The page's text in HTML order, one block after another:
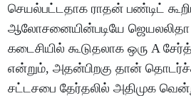
செயல்பட்டதாக ராதன் பண்டிட்
ஆலோசனையின்படியே ஜெயலலிதா
கடைசியில் கூடுதலாக ஒரு A
என்றும், அதன்பிறகு தான்
சட்டசபை தேர்தலில் அதிமுக